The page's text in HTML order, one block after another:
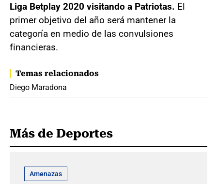
Liga Betplay 2020 visitando a Patriotas. El
primer objetivo del año será mantener la
categoría en medio de las convulsiones
financieras.
Temas relacionados
Diego Maradona
Más de Deportes
Amenazas